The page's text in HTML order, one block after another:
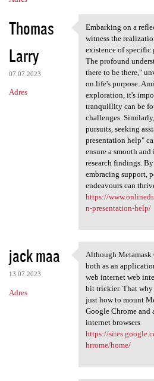
Thomas
Larry
07.07.2023
Adres
Embarking on a
Embarking on a
witness the
existence of specific
The profound
there to be there,"
on life's purpose.
exploration, it's
tranquillity can be
challenges.
pursuits, seeking
presentation help"
ensure a smooth
research findings.
embracing support,
endeavours can
https://
n-presentation-help/
jack maa
13.07.2023
Adres
Although
Although Metamask
both as an
web internet web
bit trickier. That
just how to mount
Google Chrome and
internet browsers
https://
hrrome/home/